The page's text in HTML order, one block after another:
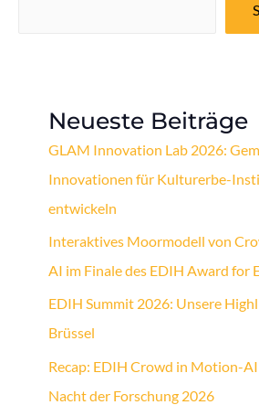
Neueste Beiträge
GLAM Innovation Lab 2026:
Innovationen für Kulturerbe-
entwickeln
Interaktives Moormodell von
AI im Finale des EDIH Award for
EDIH Summit 2026: Unsere
Brüssel
Recap: EDIH Crowd in Motion-AI
Nacht der Forschung 2026